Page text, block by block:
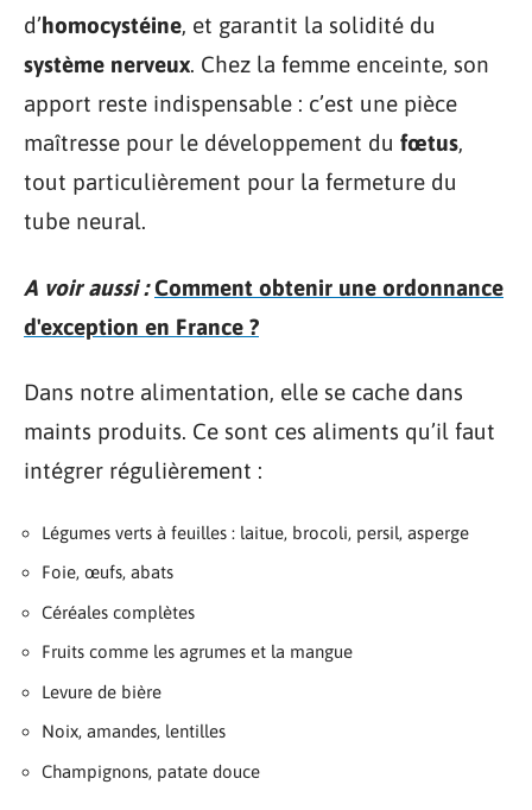
d’homocystéine, et garantit la solidité du
système nerveux. Chez la femme enceinte, son
apport reste indispensable : c’est une pièce
maîtresse pour le développement du fœtus,
tout particulièrement pour la fermeture du
tube neural.
A voir aussi : Comment obtenir une ordonnance
d'exception en France ?
Dans notre alimentation, elle se cache dans
maints produits. Ce sont ces aliments qu’il faut
intégrer régulièrement :
Légumes verts à feuilles : laitue, brocoli, persil, asperge
Foie, œufs, abats
Céréales complètes
Fruits comme les agrumes et la mangue
Levure de bière
Noix, amandes, lentilles
Champignons, patate douce